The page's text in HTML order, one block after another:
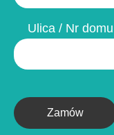
Ulica / Nr domu
Zamów